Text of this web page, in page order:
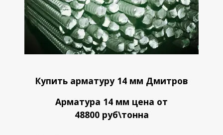
Купить арматуру 14 мм Дмитров
Арматура 14 мм цена от
48800 руб\тонна